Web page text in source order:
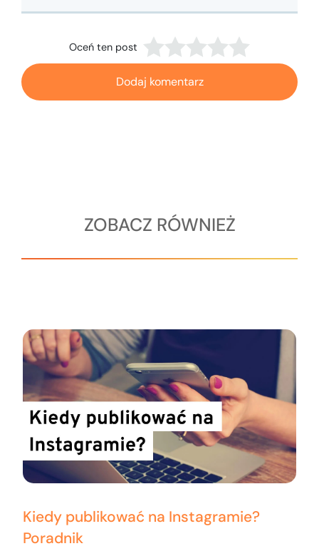
Oceń ten post
Dodaj komentarz
ZOBACZ RÓWNIEŻ
Kiedy publikować na Instagramie?
Poradnik